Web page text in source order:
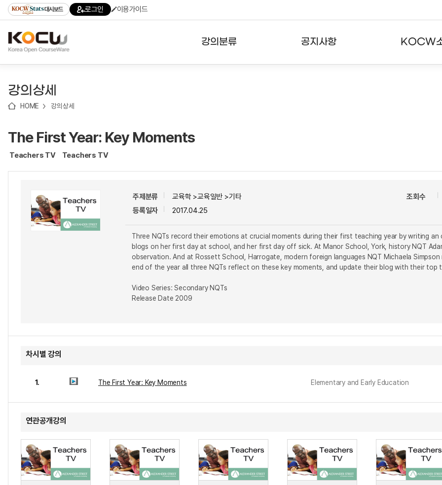
기
기
기
content)
가
대시보드 로그인 이용가이드
강의분류 공지사항 KOCW
강의상세
HOME 강의상세
The First Year: Key Moments
Teachers TV Teachers TV
주제분류
교육학 >교육일반 >기타
등록일자
2017.04.25
조회수
Three NQTs record their emotions at crucial moments during their first teaching year by writing an
blogs on her first day at school, and her first day off sick. At Manor School, York, history NQT
observation. And at Rossett School, Harrogate, modern foreign languages NQT Michaela
end of the year all three NQTs reflect on these key moments, and update their blog with their top
Video Series: Secondary NQTs
Release Date 2009
차시별 강의
1. The First Year: Key Moments Elementary and Early Education
연관공개강의